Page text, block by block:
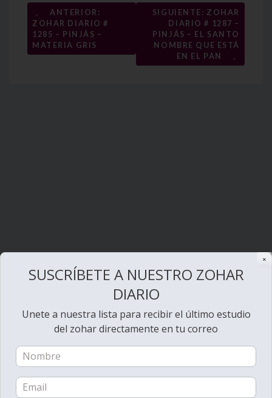
Navegación
de
entradas
←
ANTERIOR:
ZOHAR DIARIO #
1285 – PINJÁS –
MATERIA GRIS
SIGUIENTE: ZOHAR
DIARIO # 1287 –
PINJÁS – EL SANTO
NOMBRE QUE ESTÁ
EN EL PAN
→
✕
SUSCRÍBETE A NUESTRO ZOHAR
DIARIO
Unete a nuestra lista para recibir el último estudio
del zohar directamente en tu correo